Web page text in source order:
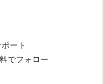
ート
でフォロー